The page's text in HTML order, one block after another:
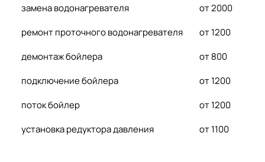
замена водонагревателя
от 2000
ремонт проточного водонагревателя
от 1200
демонтаж бойлера
от 800
подключение бойлера
от 1200
поток бойлер
от 1200
установка редуктора давления
от 1100